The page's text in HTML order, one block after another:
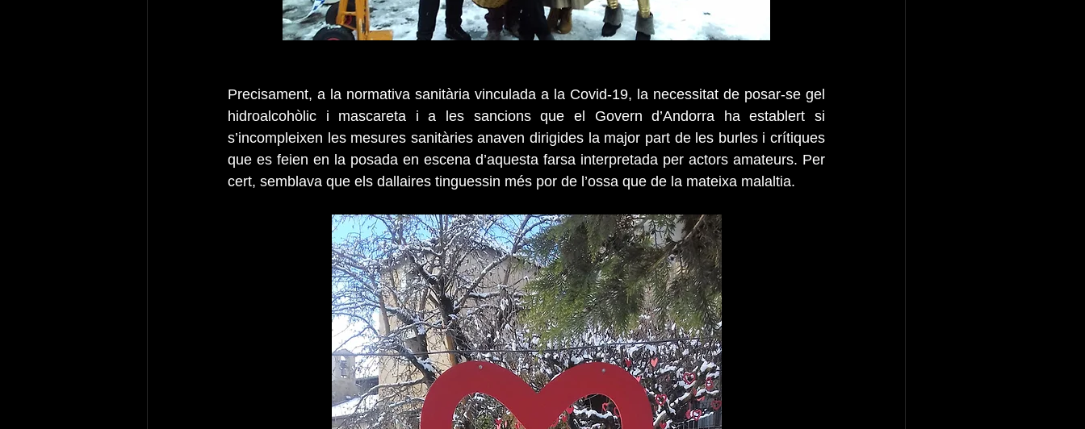
Precisament, a la normativa sanitària vinculada a la Covid-19, la necessitat de posar-se gel
hidroalcohòlic i mascareta i a les sancions que el Govern d’Andorra ha establert si
s’incompleixen les mesures sanitàries anaven dirigides la major part de les burles i crítiques
que es feien en la posada en escena d’aquesta farsa interpretada per actors amateurs. Per
cert, semblava que els dallaires tinguessin més por de l’ossa que de la mateixa malaltia.